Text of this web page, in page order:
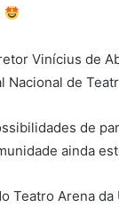
Vinícius de
de
de
ainda
Teatro Arena